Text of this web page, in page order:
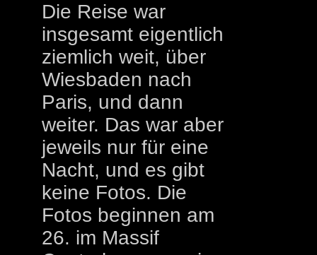
Die Reise war
insgesamt eigentlich
ziemlich weit, über
Wiesbaden nach
Paris, und dann
weiter. Das war aber
jeweils nur für eine
Nacht, und es gibt
keine Fotos. Die
Fotos beginnen am
26. im Massif